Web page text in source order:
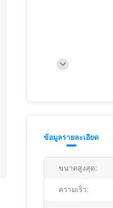
ข้อมูลรายละเอียด
ขนาดสูงสุด:
ความเร็ว: